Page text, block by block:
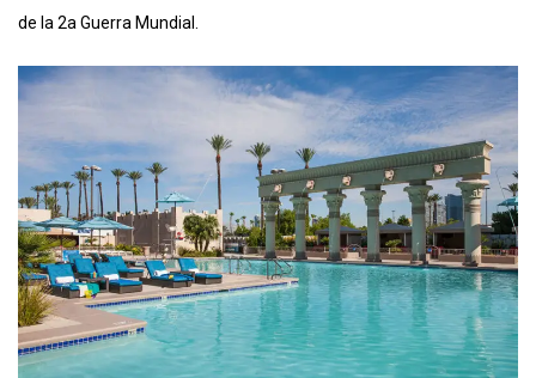
de la 2a Guerra Mundial.